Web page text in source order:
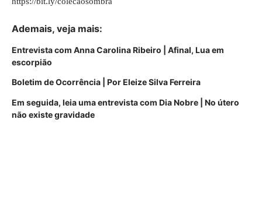
Ademais, veja mais:
Entrevista com Anna Carolina Ribeiro | Afinal, Lua em
escorpião
Boletim de Ocorrência | Por Eleize Silva Ferreira
Em seguida, leia uma entrevista com Dia Nobre | No útero
não existe gravidade